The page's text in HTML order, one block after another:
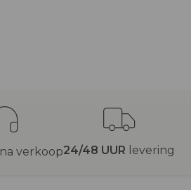
na verkoop24/48 UUR levering